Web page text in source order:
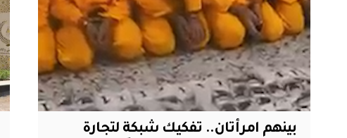
بينهم امرأتان.. تفكيك شبكة لتجارة